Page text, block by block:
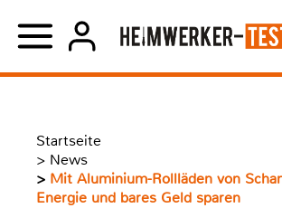
Startseite
> News
> Mit Aluminium-Rollläden von
Energie und bares Geld sparen